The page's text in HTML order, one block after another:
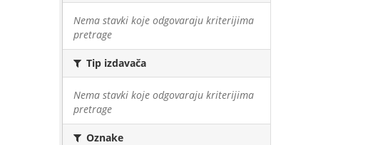
Nema stavki koje odgovaraju kriterijima
pretrage
Tip izdavača
Nema stavki koje odgovaraju kriterijima
pretrage
Oznake